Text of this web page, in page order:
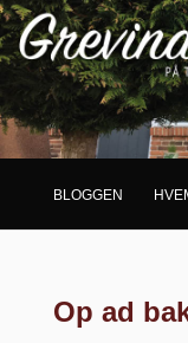
BLOGGEN
Op ad